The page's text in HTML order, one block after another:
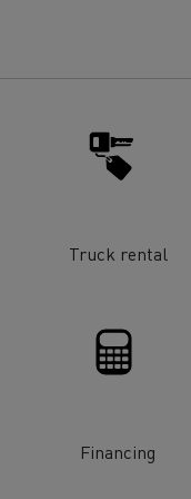
Truck rental
Financing